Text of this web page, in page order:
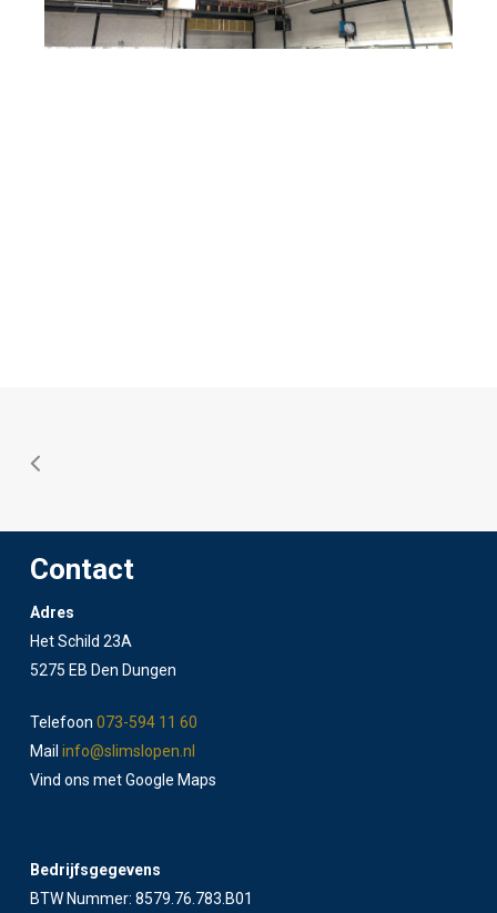
Contact
Adres
Het Schild 23A
5275 EB Den Dungen
Telefoon073-594 11 60
Mailinfo@slimslopen.nl
Vind ons met Google Maps
Bedrijfsgegevens
BTW Nummer: 8579.76.783.B01